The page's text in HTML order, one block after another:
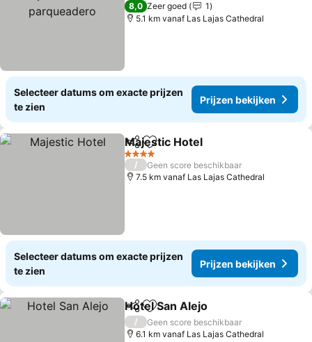
8,0 Zeer goed
1
5.1 km vanaf Las Lajas Cathedral
Selecteer datums om exacte prijzen
te zien
Prijzen bekijken
DelenToevoegen aan favorieten
Majestic Hotel
4 Sterren
/
Geen score beschikbaar
7.5 km vanaf Las Lajas Cathedral
Selecteer datums om exacte prijzen
te zien
Prijzen bekijken
DelenToevoegen aan favorieten
Hotel San Alejo
/
Geen score beschikbaar
6.1 km vanaf Las Lajas Cathedral